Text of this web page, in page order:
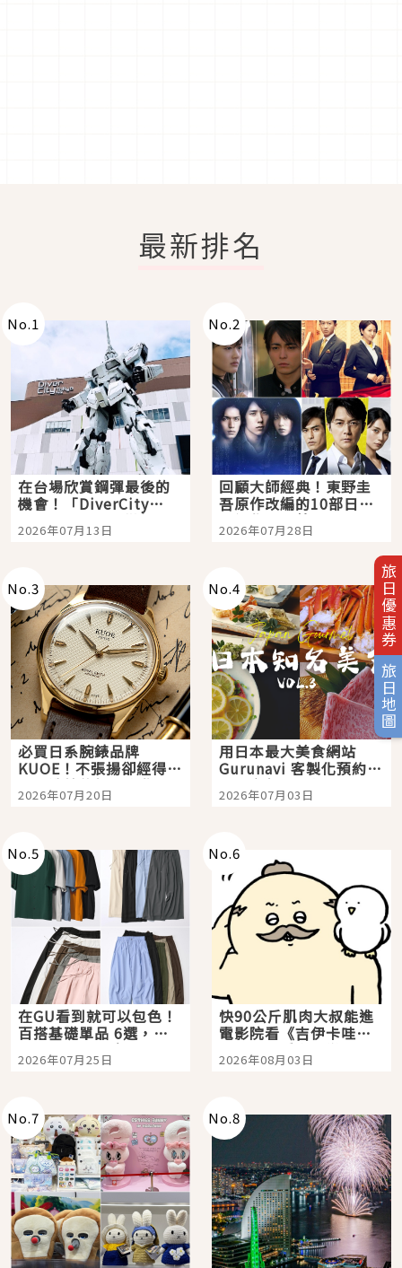
旅日優惠券
旅日地圖
最新排名
No.1
在台場欣賞鋼彈最後的
機會！「DiverCity
Tokyo Plaza」搭船、
購物、美食及夜景，一
2026年07月13日
No.2
回顧大師經典！東野圭
吾原作改編的10部日本
影視作品推薦
2026年07月28日
No.3
必買日系腕錶品牌
KUOE！不張揚卻經得起
時間洗鍊的經典之作五
選
2026年07月20日
No.4
用日本最大美食網站
Gurunavi 客製化預約九
大都市餐廳，打造專屬
美食體驗！
2026年07月03日
No.5
在GU看到就可以包色！
百搭基礎單品 6選，閉
眼全收也不心疼
2026年07月25日
No.6
快90公斤肌肉大叔能進
電影院看《吉伊卡哇》
嗎？日本重金屬樂團
「打首」會長與nagano
2026年08月03日
No.7 No.8